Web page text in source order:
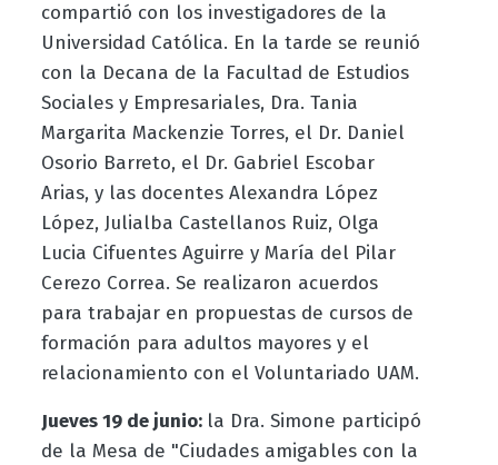
compartió con los investigadores de la
Universidad Católica. En la tarde se reunió
con la Decana de la Facultad de Estudios
Sociales y Empresariales, Dra. Tania
Margarita Mackenzie Torres, el Dr. Daniel
Osorio Barreto, el Dr. Gabriel Escobar
Arias, y las docentes Alexandra López
López, Julialba Castellanos Ruiz, Olga
Lucia Cifuentes Aguirre y María del Pilar
Cerezo Correa. Se realizaron acuerdos
para trabajar en propuestas de cursos de
formación para adultos mayores y el
relacionamiento con el Voluntariado UAM.
Jueves 19 de junio: la Dra. Simone participó
de la Mesa de "Ciudades amigables con la